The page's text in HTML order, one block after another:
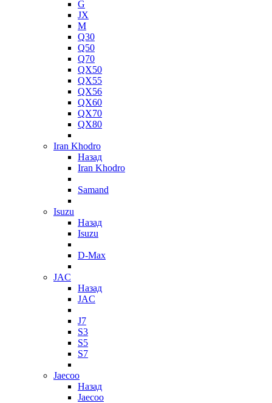
G
JX
M
Q30
Q50
Q70
QX50
QX55
QX56
QX60
QX70
QX80
Iran Khodro
Назад
Iran Khodro
Samand
Isuzu
Назад
Isuzu
D-Max
JAC
Назад
JAC
J7
S3
S5
S7
Jaecoo
Назад
Jaecoo